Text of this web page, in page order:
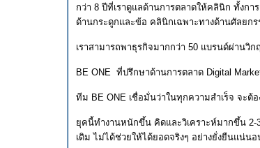
กว่า 8 ปีที่เราดูแลด้านการตลาดให้คลินิก ทั้งก
ด้านกระดูกและข้อ คลินิกเฉพาะทางด้านศัลยก
เราสามารถพาธุรกิจมากกว่า 50 แบรนด์ผ่านวิ
BE ONE ที่ปรึกษาด้านการตลาด Digital
ทีม BE ONE เชื่อมั่นว่าในทุกความสำเร็จ จะต้
ยุคนี้ทำงานหนักขึ้น คิดและวิเคราะห์มากขึ้น 2-
เดิม ไม่ได้ช่วยให้ได้ยอดจริงๆ อย่างยั่งยืนแน่